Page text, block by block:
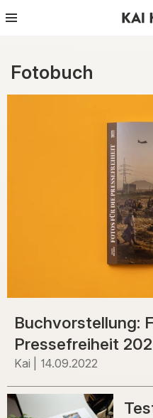
Fotobuch
Buchvorstellung:
Pressefreiheit
Kai 14.09.2022